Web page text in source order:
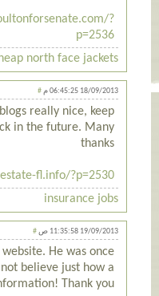
?
p=2536
north face jackets
18/09/2013 06:45:25 م #
really nice, keep
in the future. Many
thanks
fl.info/?p=2530
insurance jobs
19/09/2013 11:35:58 ص #
He was once
believe just how a
Thank you!